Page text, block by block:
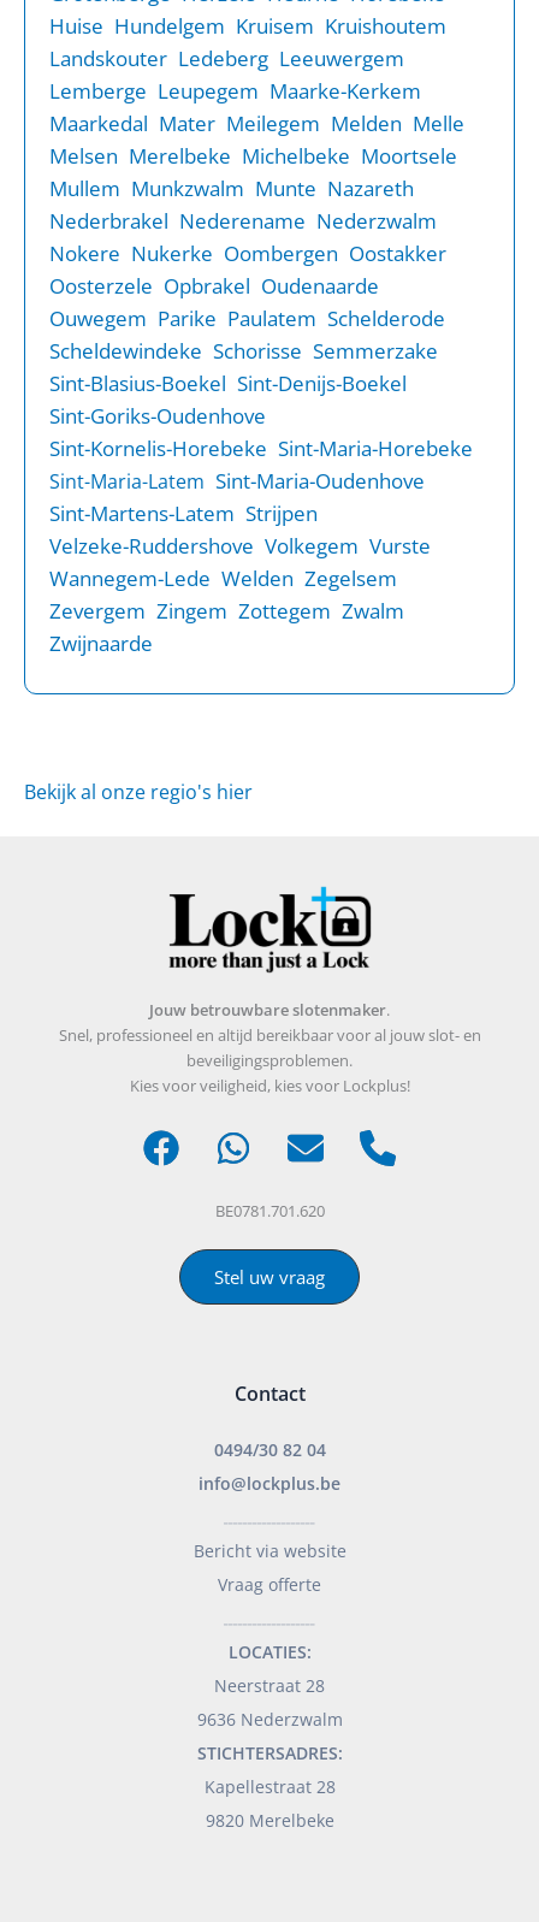
Huise Hundelgem Kruisem Kruishoutem
Landskouter Ledeberg Leeuwergem
Lemberge Leupegem Maarke-Kerkem
Maarkedal Mater Meilegem Melden Melle
Melsen Merelbeke Michelbeke Moortsele
Mullem Munkzwalm Munte Nazareth
Nederbrakel Nederename Nederzwalm
Nokere Nukerke Oombergen Oostakker
Oosterzele Opbrakel Oudenaarde
Ouwegem Parike Paulatem Schelderode
Scheldewindeke Schorisse Semmerzake
Sint-Blasius-Boekel Sint-Denijs-Boekel
Sint-Goriks-Oudenhove
Sint-Kornelis-Horebeke Sint-Maria-Horebeke
Sint-Maria-Latem Sint-Maria-Oudenhove
Sint-Martens-Latem Strijpen
Velzeke-Ruddershove Volkegem Vurste
Wannegem-Lede Welden Zegelsem
Zevergem Zingem Zottegem Zwalm
Zwijnaarde
Bekijk al onze regio's hier
Jouw betrouwbare slotenmaker.
Snel, professioneel en altijd bereikbaar voor al jouw slot- en
beveiligingsproblemen.
Kies voor veiligheid, kies voor Lockplus!
BE0781.701.620
Stel uw vraag
Contact
0494/30 82 04
info@lockplus.be
Bericht via website
Vraag offerte
LOCATIES:
Neerstraat 28
9636 Nederzwalm
STICHTERSADRES:
Kapellestraat 28
9820 Merelbeke